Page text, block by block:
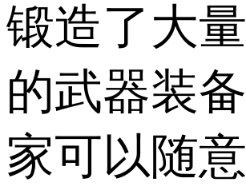
锻造了大
的武器装
家可以随